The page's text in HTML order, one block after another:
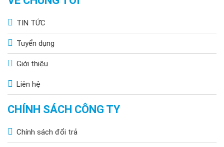
hợp, liên hệ
giá phù hợp với công trình của bạn nhé!
TIN TỨC
Tuyển dụng
Giới thiệu
Liên hệ
CHÍNH SÁCH CÔNG TY
Chính sách đổi trả